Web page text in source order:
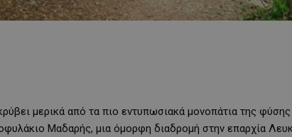
μερικά από τα πιο εντυπωσιακά μονοπάτια της
Μαδαρής, μια όμορφη διαδρομή στην επαρχία